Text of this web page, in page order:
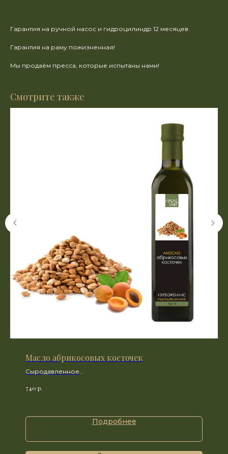
Гарантия на ручной насос и гидроцилиндр 12 месяцев.
Гарантия на раму пожизненная!
Мы продаём пресса, которые испытаны нами!
Смотрите также
Масло абрикосовых косточек
Сыродавленное
740 р.
Подробнее